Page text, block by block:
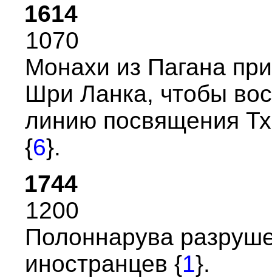
1614
1070
Монахи из Пагана
Шpи Ланка, чтобы
линию посвящения
{6}.
1744
1200
Полоннаpува
иностpанцев {1}.